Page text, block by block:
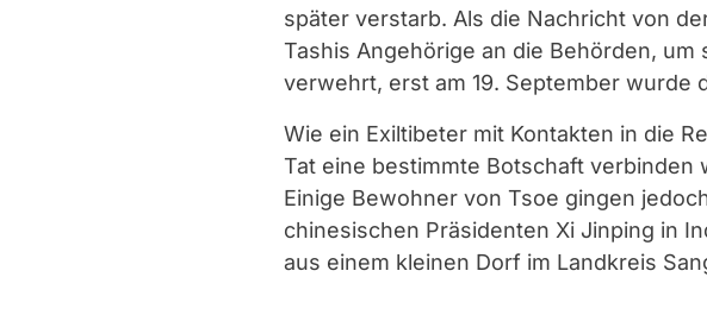
später verstarb. Als die Nachricht von
Tashis Angehörige an die Behörden,
verwehrt, erst am 19. September wurde
Wie ein Exiltibeter mit Kontakten in die
Tat eine bestimmte Botschaft
Einige Bewohner von Tsoe gingen
chinesischen Präsidenten Xi Jinping in
aus einem kleinen Dorf im Landkreis